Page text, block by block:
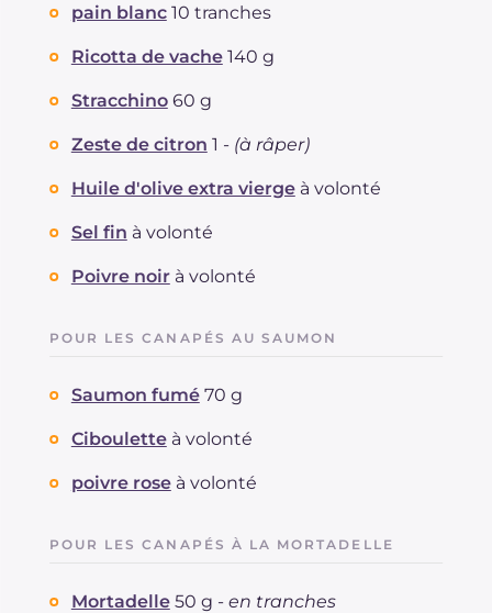
pain blanc 10 tranches
Ricotta de vache 140 g
Stracchino 60 g
Zeste de citron 1 - (à râper)
Huile d'olive extra vierge à volonté
Sel fin à volonté
Poivre noir à volonté
POUR LES CANAPÉS AU SAUMON
Saumon fumé 70 g
Ciboulette à volonté
poivre rose à volonté
POUR LES CANAPÉS À LA MORTADELLE
Mortadelle 50 g - en tranches